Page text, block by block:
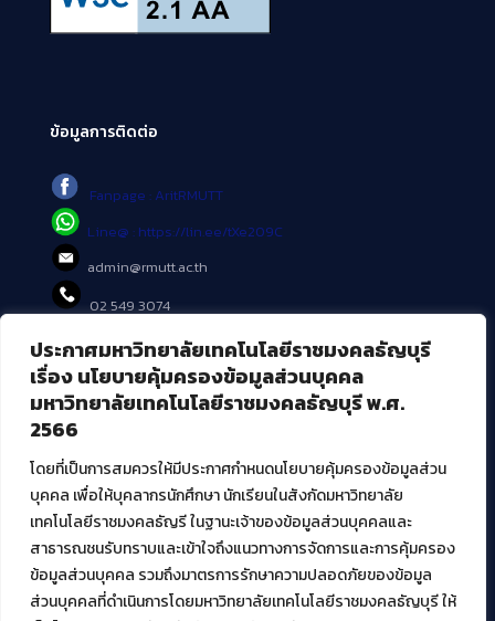
ประกาศมหาวิทยาลัยเทคโนโลยีราชมงคลธัญบุรี
เรื่อง นโยบายคุ้มครองข้อมูลส่วนบุคคล
มหาวิทยาลัยเทคโนโลยีราชมงคลธัญบุรี พ.ศ.
2566
โดยที่เป็นการสมควรให้มีประกาศกำหนดนโยบายคุ้มครองข้อมูลส่วน
บุคคล เพื่อให้บุคลากรนักศึกษา นักเรียนในสังกัดมหาวิทยาลัย
เทคโนโลยีราชมงคลธัญรี ในฐานะเจ้าของข้อมูลส่วนบุคคลและ
สาธารณชนรับทราบและเข้าใจถึงแนวทางการจัดการและการคุ้มครอง
ข้อมูลส่วนบุคคล รวมถึงมาตรการรักษาความปลอดภัยของข้อมูล
ส่วนบุคคลที่ดำเนินการโดยมหาวิทยาลัยเทคโนโลยีราชมงคลธัญบุรี ให้
ข้อมูลการติดต่อ
Fanpage : AritRMUTT
Line@ : https://lin.ee/tXe209C
admin@rmutt.ac.th
02 549 3074
บริการอื่นๆ ของ สวส.
ศูนย์สื่อดิจิทัล
ศูนย์นวัตกรรมและความรู้
สมัยใหม่ (MoSeC)
งานบริการวิชาการให้กับหน่วยงานภายนอก
โครงการส่งเสริมและพัฒนาผู้ประกอบการ SME โดย. มทร.ธัญบุรี